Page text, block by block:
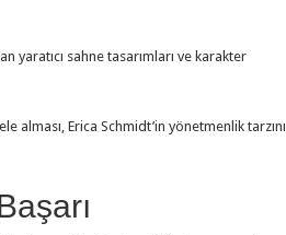
yaratıcı sahne tasarımları ve karakter
alması, Erica Schmidt’in yönetmenlik tarzını